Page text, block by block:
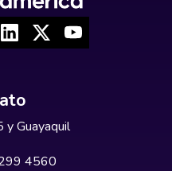
Guayaquil
4560